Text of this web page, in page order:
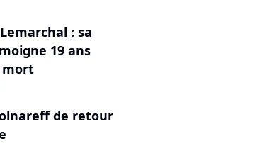
: sa
19 ans
mort
de retour